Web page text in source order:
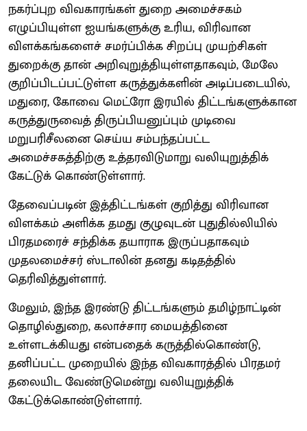
நகர்ப்புற விவகாரங்கள் துறை அமைச்சகம்
எழுப்பியுள்ள ஐயங்களுக்கு உரிய, விரிவான
விளக்கங்களைச் சமர்ப்பிக்க சிறப்பு முயற்சிகள்
துறைக்கு தான் அறிவுறுத்தியுள்ளதாகவும், மேலே
குறிப்பிடப்பட்டுள்ள கருத்துக்களின் அடிப்படையில்,
மதுரை, கோவை மெட்ரோ இரயில் திட்டங்களுக்கான
கருத்துருவைத் திருப்பியனுப்பும் முடிவை
மறுபரிசீலனை செய்ய சம்பந்தப்பட்ட
அமைச்சகத்திற்கு உத்தரவிடுமாறு வலியுறுத்திக்
கேட்டுக் கொண்டுள்ளார்.
தேவைப்படின் இத்திட்டங்கள் குறித்து விரிவான
விளக்கம் அளிக்க தமது குழுவுடன் புதுதில்லியில்
பிரதமரைச் சந்திக்க தயாராக இருப்பதாகவும்
முதலமைச்சர் ஸ்டாலின் தனது கடிதத்தில்
தெரிவித்துள்ளார்.
மேலும், இந்த இரண்டு திட்டங்களும் தமிழ்நாட்டின்
தொழில்துறை, கலாச்சார மையத்தினை
உள்ளடக்கியது என்பதைக் கருத்தில்கொண்டு,
தனிப்பட்ட முறையில் இந்த விவகாரத்தில் பிரதமர்
தலையிட வேண்டுமென்று வலியுறுத்திக்
கேட்டுக்கொண்டுள்ளார்.